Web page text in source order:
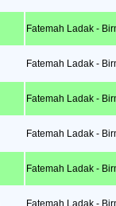
Fatemah Ladak -
Fatemah Ladak -
Fatemah Ladak -
Fatemah Ladak -
Fatemah Ladak -
Fatemah Ladak -